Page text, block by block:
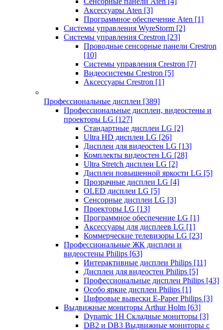
Аксессуары Aten [3]
Программное обеспечение Aten [1]
Системы управления WyreStorm [2]
Системы управления Crestron [23]
Проводные сенсорные панели Crestron
[10]
Системы управления Crestron [7]
Видеосистемы Crestron [5]
Аксессуары Crestron [1]
Профессиональные дисплеи [389]
Профессиональные дисплеи, видеостены и
проекторы LG [127]
Стандартные дисплеи LG [2]
Ultra HD дисплеи LG [26]
Дисплеи для видеостен LG [13]
Комплекты видеостен LG [28]
Ultra Stretch дисплеи LG [2]
Дисплеи повышенной яркости LG [5]
Прозрачные дисплеи LG [4]
OLED дисплеи LG [5]
Сенсорные дисплеи LG [3]
Проекторы LG [13]
Программное обеспечение LG [1]
Аксессуары для дисплеев LG [1]
Коммерческие телевизоры LG [23]
Профессиональные ЖК дисплеи и
видеостены Philips [63]
Интерактивные дисплеи Philips [11]
Дисплеи для видеостен Philips [5]
Профессиональные дисплеи Philips [43]
Особо яркие дисплеи Philips [1]
Цифровые вывески E-Paper Philips [3]
Выдвижные мониторы Arthur Holm [63]
Dynamic 1Н Складные мониторы [3]
DB2 и DB3 Выдвижные мониторы с